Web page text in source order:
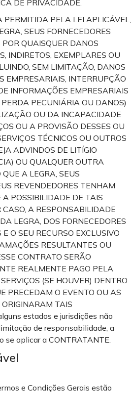
DE PRIVACIDADE.
PELA LEI APLICÁVEL,
SEUS FORNECEDORES
QUAISQUER DANOS
INDIRETOS, EXEMPLARES OU
SEM LIMITAÇÃO, DANOS
EMPRESARIAIS, INTERRUPÇÃO
INFORMAÇÕES EMPRESARIAIS
PECUNIÁRIA OU DANOS)
OU DA INCAPACIDADE
OU A PROVISÃO DESSES OU
TÉCNICOS OU OUTROS
ADVINDOS DE LITÍGIO
OU QUALQUER OUTRA
A LEGRA, SEUS
REVENDEDORES TENHAM
POSSIBILIDADE DE TAIS
A RESPONSABILIDADE
LEGRA, DOS FORNECEDORES
O SEU RECURSO EXCLUSIVO
RESULTANTES OU
CONTRATO SERÃO
REALMENTE PAGO PELA
(SE HOUVER) DENTRO
PRECEDAM O EVENTO OU AS
TAIS
estados e jurisdições não
de responsabilidade, a
se aplicar a CONTRATANTE.
e Condições Gerais estão